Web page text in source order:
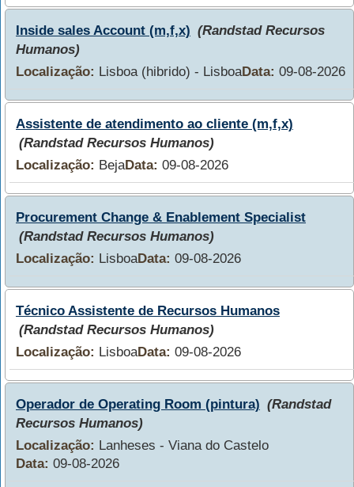
Inside sales Account (m,f,x) (Randstad Recursos
Humanos)
Localização: Lisboa (hibrido) - LisboaData: 09-08-2026
Assistente de atendimento ao cliente (m,f,x)
(Randstad Recursos Humanos)
Localização: BejaData: 09-08-2026
Procurement Change & Enablement Specialist
(Randstad Recursos Humanos)
Localização: LisboaData: 09-08-2026
Técnico Assistente de Recursos Humanos
(Randstad Recursos Humanos)
Localização: LisboaData: 09-08-2026
Operador de Operating Room (pintura) (Randstad
Recursos Humanos)
Localização: Lanheses - Viana do Castelo
Data: 09-08-2026